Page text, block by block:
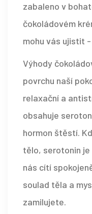
zabaleno v
čokoládovém
mohu vás ujistit
Výhody
povrchu naší
relaxační a
obsahuje
hormon štěstí.
tělo, serotonin je
nás cítí
soulad těla a
zamilujete.